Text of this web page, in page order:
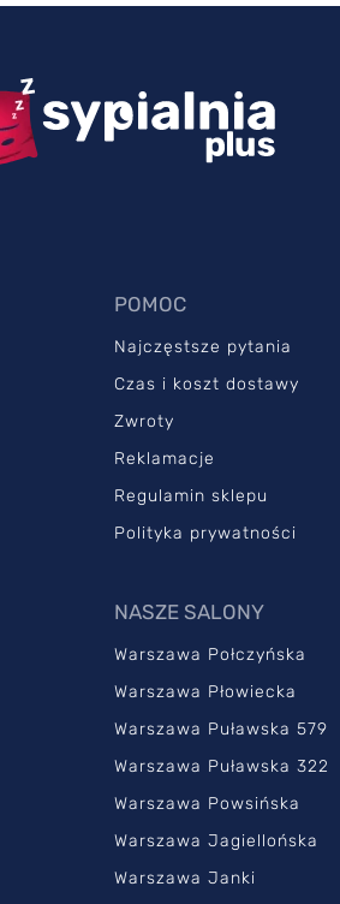
POMOC
Najczęstsze pytania
Czas i koszt dostawy
Zwroty
Reklamacje
Regulamin sklepu
Polityka prywatności
NASZE SALONY
Warszawa Połczyńska
Warszawa Płowiecka
Warszawa Puławska 579
Warszawa Puławska 322
Warszawa Powsińska
Warszawa Jagiellońska
Warszawa Janki